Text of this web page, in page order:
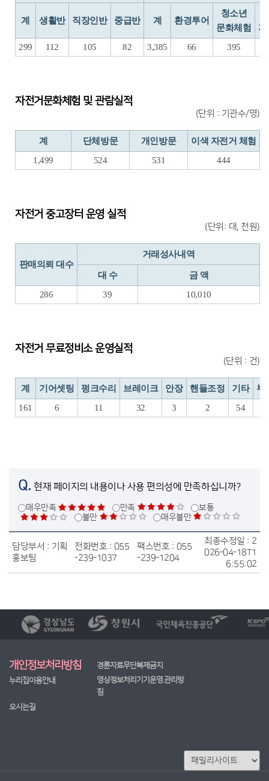
계 생활반 직장인반 중급반 계 환경투어
청소년
문화체험
자
299
112 105 82 3,385 66 395
자전거문화체험 및 관람실적
(단위 : 기관수/명)
계 단체방문 개인방문
이색 자전거 체험
1,499
524 531 444
자전거 중고장터 운영 실적
(단위: 대, 천원)
판매의뢰 대수
거래성사내역
대 수
금 액
286
39 10,010
자전거 무료정비소 운영실적
(단위 : 건)
계 기어셋팅 펑크수리 브레이크 안장 핸들조정 기타
부
161
6 11 32 3 2 54
Q. 현재 페이지의 내용이나 사용 편의성에 만족하십니까?
매우만족 만족
보통
불만
매우불만
담당부서 : 기획
홍보팀
전화번호 : 055
-239-1037
팩스번호 : 055
-239-1204
최종수정일 : 2
026-04-18T1
6:55:02
개인정보처리방침
경륜자료무단복제금지
누리집이용안내
영상정보처리기기운영.관리방
침
오시는길